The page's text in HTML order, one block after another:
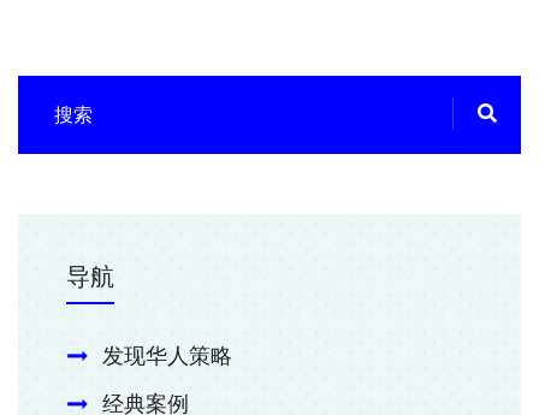
导航
发现华人策略
经典案例